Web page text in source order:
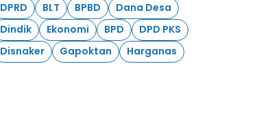
DPRD
BLT BPBD
Dana Desa
Dindik
Ekonomi BPD
DPD PKS
Disnaker
Gapoktan Harganas